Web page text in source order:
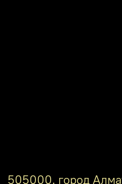
505000. город